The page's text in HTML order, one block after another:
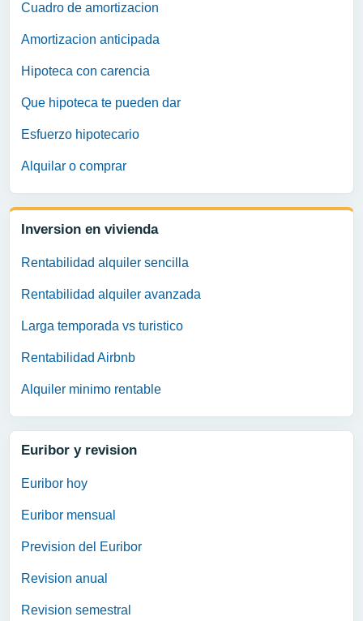
Cuadro de amortizacion
Amortizacion anticipada
Hipoteca con carencia
Que hipoteca te pueden dar
Esfuerzo hipotecario
Alquilar o comprar
Inversion en vivienda
Rentabilidad alquiler sencilla
Rentabilidad alquiler avanzada
Larga temporada vs turistico
Rentabilidad Airbnb
Alquiler minimo rentable
Euribor y revision
Euribor hoy
Euribor mensual
Prevision del Euribor
Revision anual
Revision semestral